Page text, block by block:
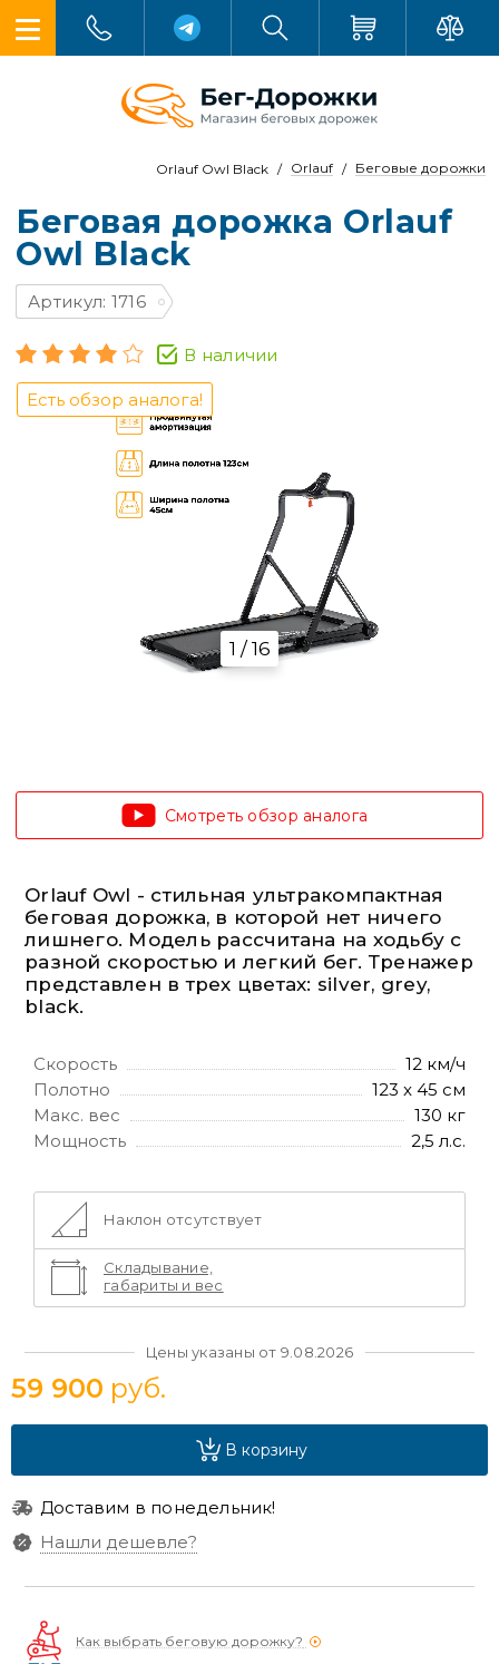
Беговые дорожки
Orlauf
Orlauf Owl Black
Беговая дорожка Orlauf
Owl Black
Артикул: 1716
В наличии
Есть обзор аналога!
1 / 16
Смотреть обзор аналога
Orlauf Owl - стильная ультракомпактная
беговая дорожка, в которой нет ничего
лишнего. Модель рассчитана на ходьбу с
разной скоростью и легкий бег. Тренажер
представлен в трех цветах: silver, grey,
black.
Скорость
12 км/ч
Полотно
123 x 45 см
Макс. вес
130 кг
Мощность
2,5 л.с.
Наклон отсутствует
Складывание,
габариты и вес
Цены указаны от 9.08.2026
59 900 руб.
В корзину
Доставим в понедельник!
Нашли дешевле?
Как выбрать беговую дорожку?